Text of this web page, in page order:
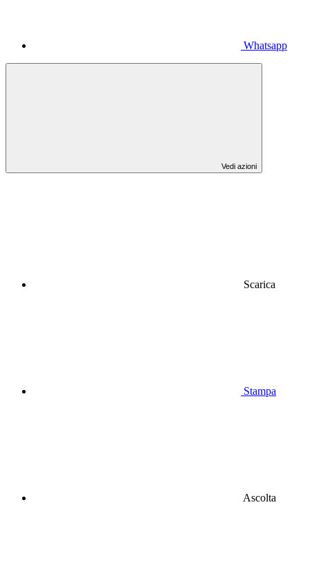
Whatsapp
Vedi azioni
Scarica
Stampa
Ascolta